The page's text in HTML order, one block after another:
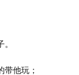
他玩；